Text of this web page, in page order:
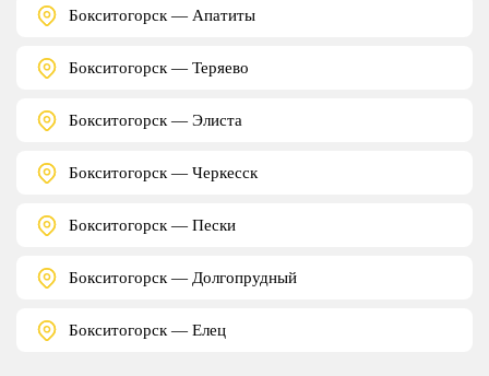
Бокситогорск — Апатиты
Бокситогорск — Теряево
Бокситогорск — Элиста
Бокситогорск — Черкесск
Бокситогорск — Пески
Бокситогорск — Долгопрудный
Бокситогорск — Елец